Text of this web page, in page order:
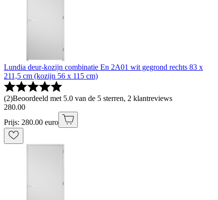
Lundia deur-kozijn combinatie En 2A01 wit gegrond rechts 83 x
211,5 cm (kozijn 56 x 115 cm)
(2)Beoordeeld met 5.0 van de 5 sterren, 2 klantreviews
280.00
Prijs: 280.00 euro